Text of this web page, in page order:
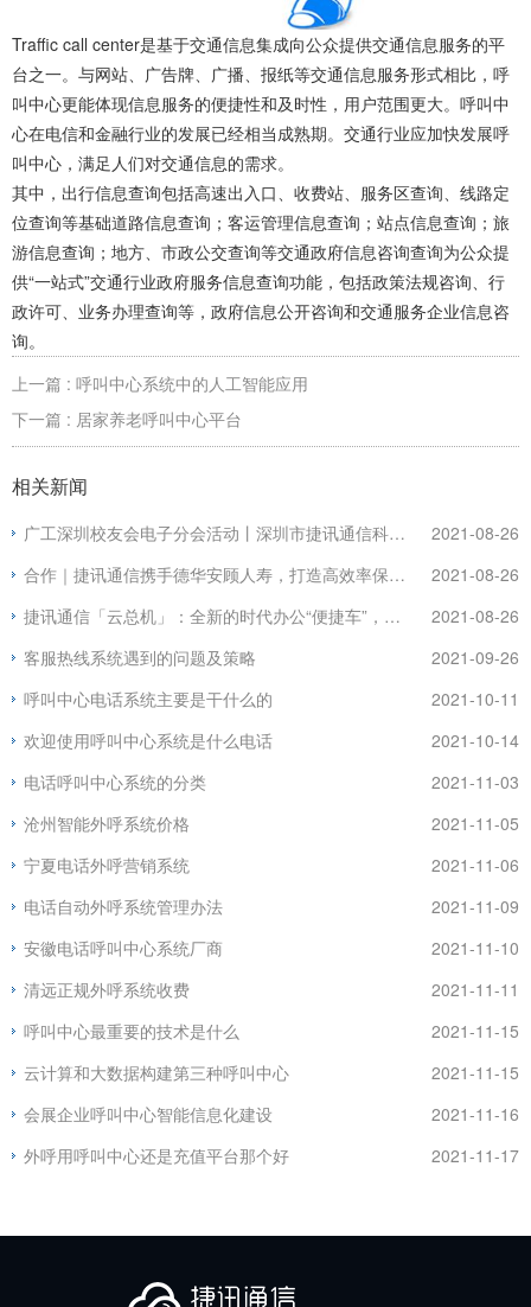
Traffic call center是基于交通信息集成向公众提供交通信息服务的平
台之一。与网站、广告牌、广播、报纸等交通信息服务形式相比，呼
叫中心更能体现信息服务的便捷性和及时性，用户范围更大。呼叫中
心在电信和金融行业的发展已经相当成熟期。交通行业应加快发展呼
叫中心，满足人们对交通信息的需求。
其中，出行信息查询包括高速出入口、收费站、服务区查询、线路定
位查询等基础道路信息查询；客运管理信息查询；站点信息查询；旅
游信息查询；地方、市政公交查询等交通政府信息咨询查询为公众提
供“一站式”交通行业政府服务信息查询功能，包括政策法规咨询、行
政许可、业务办理查询等，政府信息公开咨询和交通服务企业信息咨
询。
上一篇 : 呼叫中心系统中的人工智能应用
下一篇 : 居家养老呼叫中心平台
相关新闻
2021-08-26
广工深圳校友会电子分会活动丨深圳市捷讯通信科技有限公司
2021-08-26
合作｜捷讯通信携手德华安顾人寿，打造高效率保险团队
2021-08-26
捷讯通信「云总机」：全新的时代办公“便捷车”，推动企业信息化进程！
2021-09-26
客服热线系统遇到的问题及策略
2021-10-11
呼叫中心电话系统主要是干什么的
2021-10-14
欢迎使用呼叫中心系统是什么电话
2021-11-03
电话呼叫中心系统的分类
2021-11-05
沧州智能外呼系统价格
2021-11-06
宁夏电话外呼营销系统
2021-11-09
电话自动外呼系统管理办法
2021-11-10
安徽电话呼叫中心系统厂商
2021-11-11
清远正规外呼系统收费
2021-11-15
呼叫中心最重要的技术是什么
2021-11-15
云计算和大数据构建第三种呼叫中心
2021-11-16
会展企业呼叫中心智能信息化建设
2021-11-17
外呼用呼叫中心还是充值平台那个好